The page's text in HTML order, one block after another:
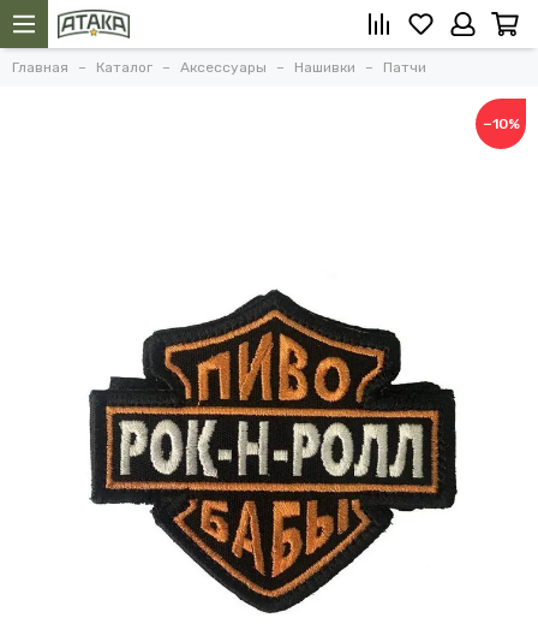
Главная Каталог Аксессуары Нашивки Патчи
−10%